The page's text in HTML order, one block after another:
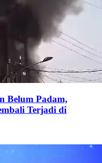
Belum Padam,
Terjadi di